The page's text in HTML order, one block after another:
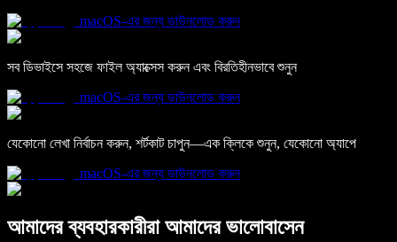
macOS-এর জন্য ডাউনলোড করুন
সব ডিভাইসে সহজে ফাইল অ্যাক্সেস করুন এবং বিরতিহীনভাবে শুনুন
macOS-এর জন্য ডাউনলোড করুন
যেকোনো লেখা নির্বাচন করুন, শর্টকাট চাপুন—এক ক্লিকে শুনুন, যেকোনো অ্যাপে
macOS-এর জন্য ডাউনলোড করুন
আমাদের ব্যবহারকারীরা আমাদের ভালোবাসেন